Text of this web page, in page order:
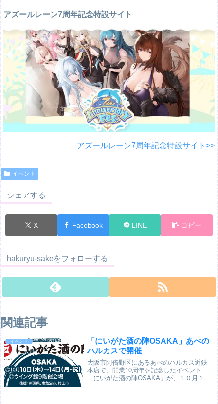
アズールレーン7周年記念特設サイト
アズールレーン7周年記念特設サイト>>
イベント
シェアする
X Facebook LINE コピー
hakuryu-sakeをフォローする
関連記事
イベント
「にいがた酒の陣OSAKA」あべの
ハルカスで開催
大阪市阿倍野区にあるあべのハルカス近鉄
本店で、開業10周年を記念したイベント
「にいがた酒の陣OSAKA」が、１０月１０